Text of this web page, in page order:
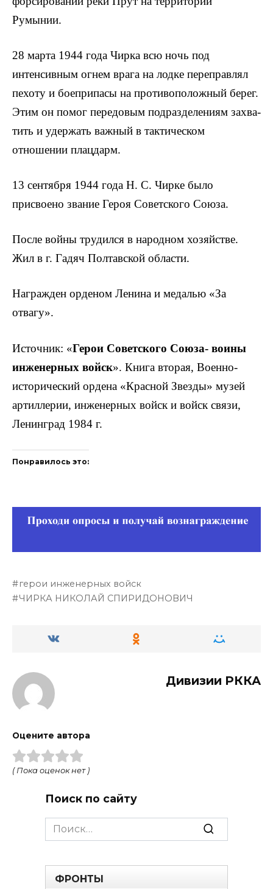
Румынии.
28 марта 1944 года Чирка всю ночь под
интенсивным огнем врага на лодке переправлял
пехоту и боеприпасы на противопо­ложный берег.
Этим он помог передовым подразделениям захва­
тить и удержать важный в тактическом
отношении плацдарм.
13 сентября 1944 года Н. С. Чирке было
присвоено звание Героя Советского Союза.
После войны трудился в народном хозяйстве.
Жил в г. Гадяч Полтавской области.
Награжден орденом Ленина и медалью «За
отвагу».
Источник: «Герои Советского Союза- воины
инженер­ных войск». Книга вторая, Военно-
исторический ордена «Красной Звезды» музей
артиллерии, инженерных войск и войск связи,
Ленинград 1984 г.
Понравилось это:
герои инженерных войск
ЧИРКА НИКОЛАЙ СПИРИДОНОВИЧ
Дивизии РККА
Оцените автора
( Пока оценок нет )
Поиск по сайту
Search
for:
ФРОНТЫ